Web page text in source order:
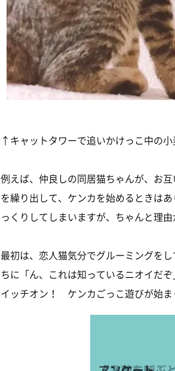
↑キャットタワーで追いかけっこ中の
例えば、仲良しの同居猫ちゃんが、お
を繰り出して、ケンカを始めるときは
っくりしてしまいますが、ちゃんと理由
最初は、恋人猫気分でグルーミングを
ちに「ん、これは知っているニオイだ
イッチオン！ ケンカごっこ遊びが始ま